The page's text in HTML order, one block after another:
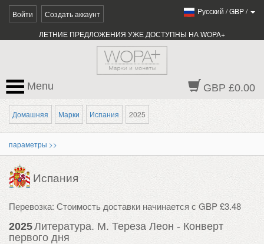
Войти Создать аккаунт Pусский /GBP/
ЛЕТНИЕ ПРЕДЛОЖЕНИЯ УЖЕ ДОСТУПНЫ НА WOPA+
GBP £0.00
Menu
Домашняя Марки Испания 2025
параметры >>
Испания
Перевозка: Стоимость доставки начинается с GBP £3.48
2025Литература. М. Тереза ​​Леон - Конверт
первого дня